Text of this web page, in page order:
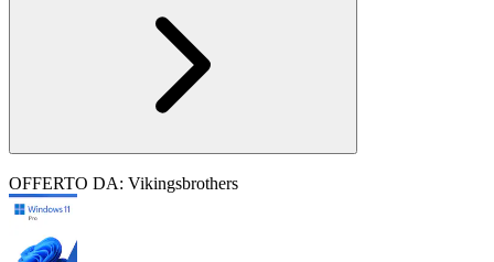
OFFERTO DA: Vikingsbrothers